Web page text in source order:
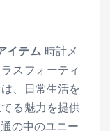
イテム時計メ
スフォーティ
、日常生活を
る魅力を提供
の中のユニー